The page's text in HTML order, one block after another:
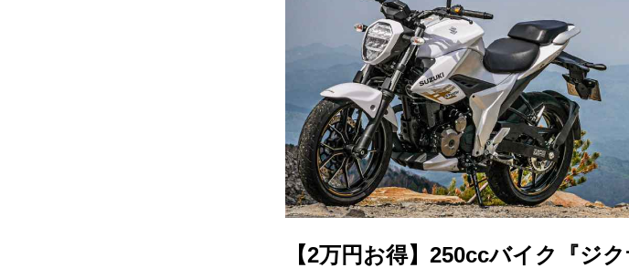
【2万円お得】250ccバイク『ジ